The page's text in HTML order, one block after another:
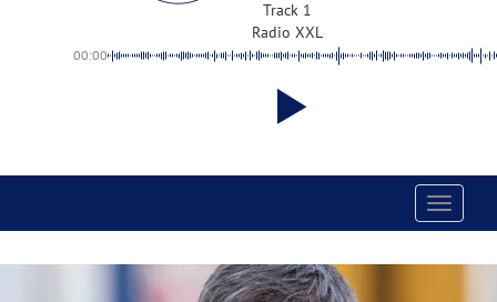
Track 1
Radio XXL
00:00
Toggle